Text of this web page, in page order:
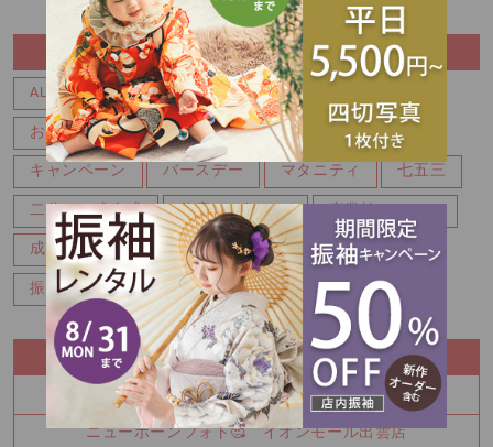
CATEGORY
ALL イベント ウェディングフォト
お宮参り・百日記念 お知らせ キッズフォト
キャンペーン バースデー マタニティ 七五三
二分の一成人式 休店のお知らせ
成人式 成人式前撮り 成人式後撮り
振袖レンタル 空き情報 記念写真
RECENT ENTRY
上手に撮影出来ました💛 イオンモール出雲店
ニューボーンフォト🥰 イオンモール出雲店